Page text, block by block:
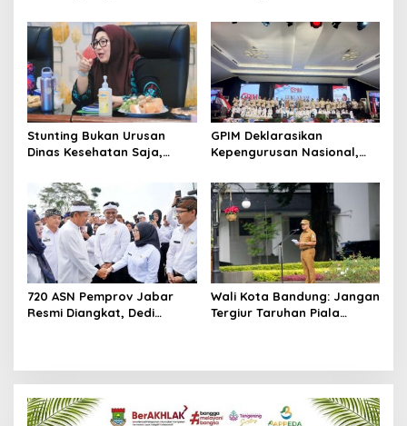
Generasi ASN
Stunting Bukan Urusan
Dinas Kesehatan Saja,
Fenomena ‘Lost Contact’
Posyandu
GPIM Deklarasikan
Kepengurusan Nasional,
Pemerintah dan Bidik
Kemenangan Prabowo 2029
720 ASN Pemprov Jabar
Resmi Diangkat, Dedi
Wali Kota Bandung: Jangan
Tergiur Taruhan Piala